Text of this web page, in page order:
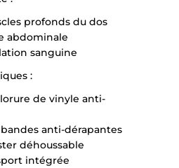
profonds du dos
abdominale
sanguine
:
de vinyle anti-
anti-dérapantes
déhoussable
intégrée